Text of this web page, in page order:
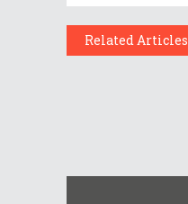
Related Articles